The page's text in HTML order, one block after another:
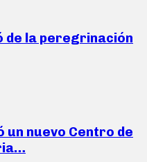
de la peregrinación
nuevo Centro de